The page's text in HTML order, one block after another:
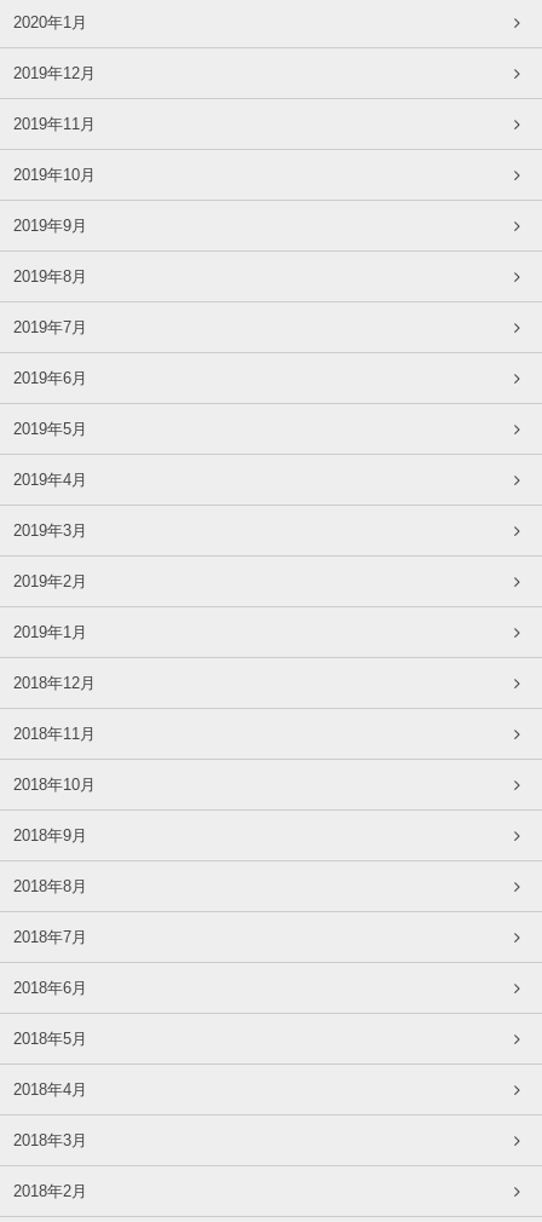
2020年1月
2019年12月
2019年11月
2019年10月
2019年9月
2019年8月
2019年7月
2019年6月
2019年5月
2019年4月
2019年3月
2019年2月
2019年1月
2018年12月
2018年11月
2018年10月
2018年9月
2018年8月
2018年7月
2018年6月
2018年5月
2018年4月
2018年3月
2018年2月